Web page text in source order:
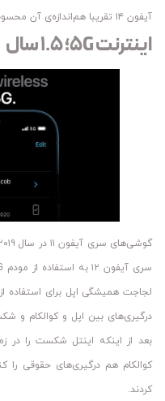
آیفون ۱۴ تقریبا هم‌اندازه‌ی آن محسوب می‌شوند.
اینترنت ۵G؛ ۱.۵ سال
لجاجت همیشگی اپل برای استفاده
درگیری‌های بین اپل و کوالکام و
کوالکام هم درگیری‌های حقوقی را
کردند.